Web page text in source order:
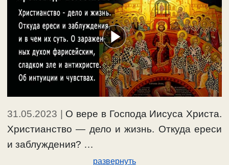
31.05.2023 | О вере в Господа Иисуса Христа.
Христианство — дело и жизнь. Откуда ереси
и заблуждения? …
развернуть